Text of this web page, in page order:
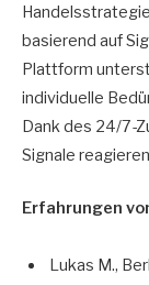
basierend auf
Plattform
individuelle
Dank des 24/7-
Signale
Erfahrungen
Lukas M.,